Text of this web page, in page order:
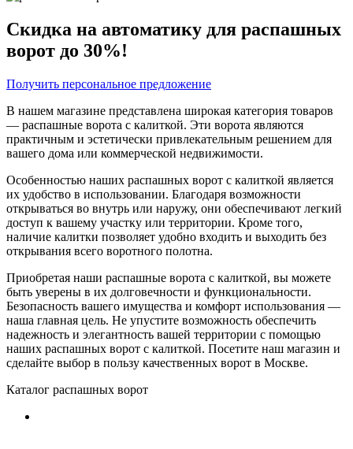
Скидка на автоматику для распашных
ворот до 30%!
Получить персональное предложение
В нашем магазине представлена широкая категория товаров
— распашные ворота с калиткой. Эти ворота являются
практичным и эстетически привлекательным решением для
вашего дома или коммерческой недвижимости.
Особенностью наших распашных ворот с калиткой является
их удобство в использовании. Благодаря возможности
открываться во внутрь или наружу, они обеспечивают легкий
доступ к вашему участку или территории. Кроме того,
наличие калитки позволяет удобно входить и выходить без
открывания всего воротного полотна.
Приобретая наши распашные ворота с калиткой, вы можете
быть уверены в их долговечности и функциональности.
Безопасность вашего имущества и комфорт использования —
наша главная цель. Не упустите возможность обеспечить
надежность и элегантность вашей территории с помощью
наших распашных ворот с калиткой. Посетите наш магазин и
сделайте выбор в пользу качественных ворот в Москве.
Каталог распашных ворот